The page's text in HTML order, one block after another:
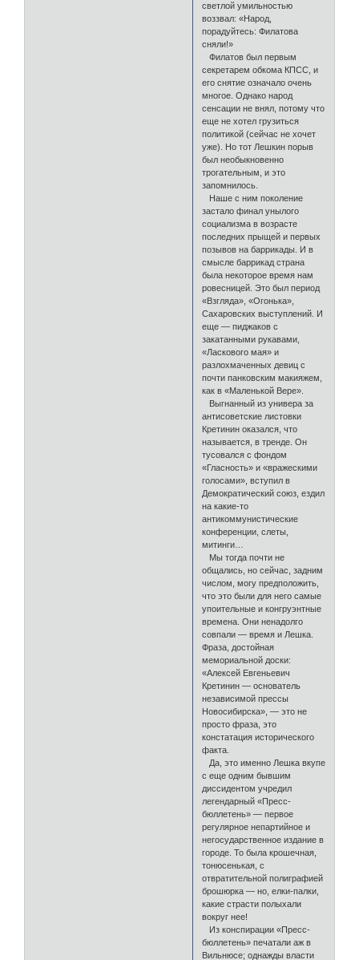
светлой умильностью
воззвал: «Народ,
порадуйтесь: Филатова
сняли!»
Филатов был первым
секретарем обкома КПСС, и
его снятие означало очень
многое. Однако народ
сенсации не внял, потому что
еще не хотел грузиться
политикой (сейчас не хочет
уже). Но тот Лешкин порыв
был необыкновенно
трогательным, и это
запомнилось.
Наше с ним поколение
застало финал унылого
социализма в возрасте
последних прыщей и первых
позывов на баррикады. И в
смысле баррикад страна
была некоторое время нам
ровесницей. Это был период
«Взгляда», «Огонька»,
Сахаровских выступлений. И
еще — пиджаков с
закатанными рукавами,
«Ласкового мая» и
разлохмаченных девиц с
почти панковским макияжем,
как в «Маленькой Вере».
Выгнанный из универа за
антисоветские листовки
Кретинин оказался, что
называется, в тренде. Он
тусовался с фондом
«Гласность» и «вражескими
голосами», вступил в
Демократический союз, ездил
на какие-то
антикоммунистические
конференции, слеты,
митинги…
Мы тогда почти не
общались, но сейчас, задним
числом, могу предположить,
что это были для него самые
упоительные и конгруэнтные
времена. Они ненадолго
совпали — время и Лешка.
Фраза, достойная
мемориальной доски:
«Алексей Евгеньевич
Кретинин — основатель
независимой прессы
Новосибирска», — это не
просто фраза, это
констатация исторического
факта.
Да, это именно Лешка вкупе
с еще одним бывшим
диссидентом учредил
легендарный «Пресс-
бюллетень» — первое
регулярное непартийное и
негосударственное издание в
городе. То была крошечная,
тонюсенькая, с
отвратительной полиграфией
брошюрка — но, елки-палки,
какие страсти полыхали
вокруг нее!
Из конспирации «Пресс-
бюллетень» печатали аж в
Вильнюсе; однажды власти